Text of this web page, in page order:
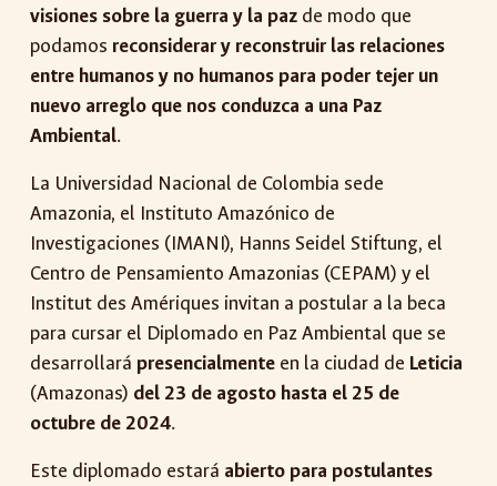
visiones sobre la guerra y la paz de modo que
podamos reconsiderar y reconstruir las relaciones
entre humanos y no humanos para poder tejer un
nuevo arreglo que nos conduzca a una Paz
Ambiental.
La Universidad Nacional de Colombia sede
Amazonia, el Instituto Amazónico de
Investigaciones (IMANI), Hanns Seidel Stiftung, el
Centro de Pensamiento Amazonias (CEPAM) y el
Institut des Amériques invitan a postular a la beca
para cursar el Diplomado en Paz Ambiental que se
desarrollará presencialmente en la ciudad de Leticia
(Amazonas) del 23 de agosto hasta el 25 de
octubre de 2024.
Este diplomado estará abierto para postulantes